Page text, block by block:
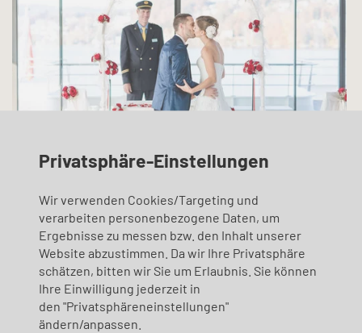
Privatsphäre-Einstellungen
Wir verwenden Cookies/Targeting und
verarbeiten personenbezogene Daten, um
Ergebnisse zu messen bzw. den Inhalt unserer
Website abzustimmen. Da wir Ihre Privatsphäre
schätzen, bitten wir Sie um Erlaubnis. Sie können
Ihre Einwilligung jederzeit in
den "Privatsphäreneinstellungen"
ändern/anpassen.
Ja, ich will!
Eine der absolut romantischsten Arten sich das Ja-Wort zu
geben, ist die Vermählung durch einen Kapitän auf einem
stolzen Schiff, umgeben von atemberaubenden
Bergwelten.